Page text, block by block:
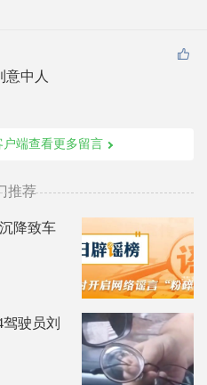
意中人
端查看更多留言
推荐
降致车
驾驶员刘